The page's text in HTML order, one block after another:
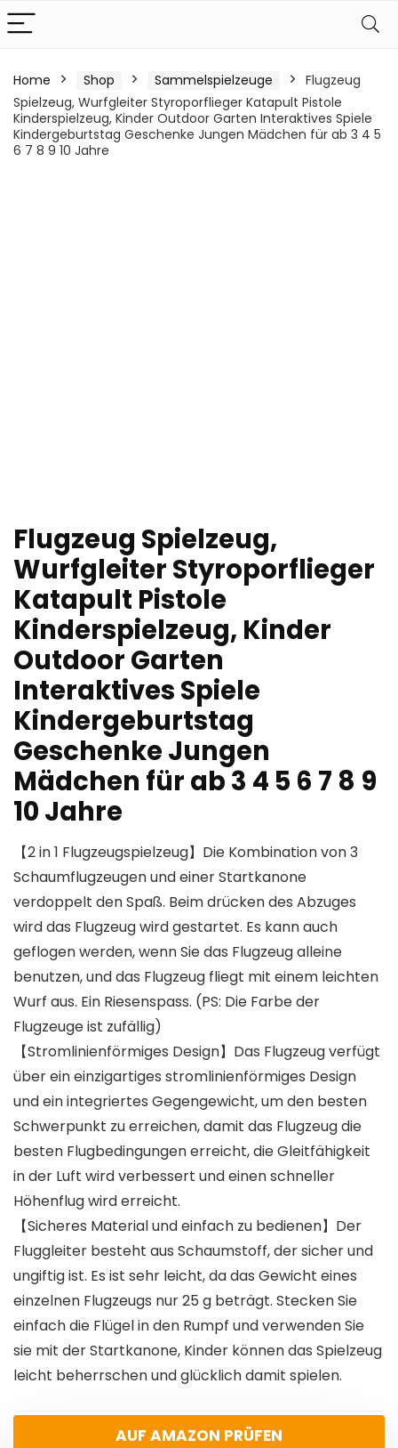
Home Shop Sammelspielzeuge
Flugzeug
Spielzeug, Wurfgleiter Styroporflieger Katapult Pistole
Kinderspielzeug, Kinder Outdoor Garten Interaktives Spiele
Kindergeburtstag Geschenke Jungen Mädchen für ab 3 4 5
6 7 8 9 10 Jahre
Flugzeug Spielzeug,
Wurfgleiter Styroporflieger
Katapult Pistole
Kinderspielzeug, Kinder
Outdoor Garten
Interaktives Spiele
Kindergeburtstag
Geschenke Jungen
Mädchen für ab 3 4 5 6 7 8 9
10 Jahre
【2 in 1 Flugzeugspielzeug】Die Kombination von 3
Schaumflugzeugen und einer Startkanone
verdoppelt den Spaß. Beim drücken des Abzuges
wird das Flugzeug wird gestartet. Es kann auch
geflogen werden, wenn Sie das Flugzeug alleine
benutzen, und das Flugzeug fliegt mit einem leichten
Wurf aus. Ein Riesenspass. (PS: Die Farbe der
Flugzeuge ist zufällig)
【Stromlinienförmiges Design】Das Flugzeug verfügt
über ein einzigartiges stromlinienförmiges Design
und ein integriertes Gegengewicht, um den besten
Schwerpunkt zu erreichen, damit das Flugzeug die
besten Flugbedingungen erreicht, die Gleitfähigkeit
in der Luft wird verbessert und einen schneller
Höhenflug wird erreicht.
【Sicheres Material und einfach zu bedienen】Der
Fluggleiter besteht aus Schaumstoff, der sicher und
ungiftig ist. Es ist sehr leicht, da das Gewicht eines
einzelnen Flugzeugs nur 25 g beträgt. Stecken Sie
einfach die Flügel in den Rumpf und verwenden Sie
sie mit der Startkanone, Kinder können das Spielzeug
leicht beherrschen und glücklich damit spielen.
AUF AMAZON PRÜFEN